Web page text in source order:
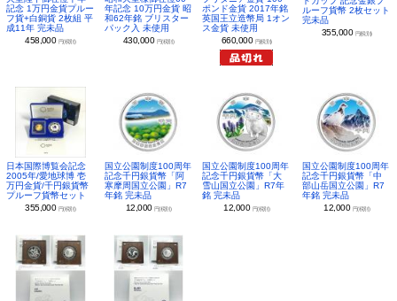
記念 1万円金貨プルー
フ貨+白銅貨 2枚組 平
成11年 完未品
458,000 円(税別)
年記念 10万円金貨 昭
和62年銘 ブリスター
パック入 未使用
430,000 円(税別)
ポンド金貨 2017年銘
英国王立造幣局 1オン
ス金貨 未使用
660,000 円(税別)
ルーフ貨幣 2枚セット
完未品
355,000 円(税別)
日本国際博覧会記念
2005年/愛地球博 壱
万円金貨/千円銀貨幣
プルーフ貨幣セット
355,000 円(税別)
国立公園制度100周年
記念千円銀貨幣「阿
寒摩周国立公園」R7
年銘 完未品
12,000 円(税別)
国立公園制度100周年
記念千円銀貨幣「大
雪山国立公園」R7年
銘 完未品
12,000 円(税別)
国立公園制度100周年
記念千円銀貨幣「中
部山岳国立公園」R7
年銘 完未品
12,000 円(税別)